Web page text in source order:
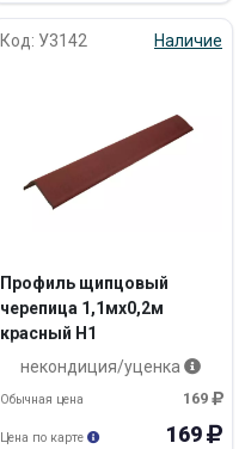
Код: У3142 Наличие
Профиль щипцовый
черепица 1,1мх0,2м
красный Н1
некондиция/уценка
169
Обычная цена
169
Цена по карте